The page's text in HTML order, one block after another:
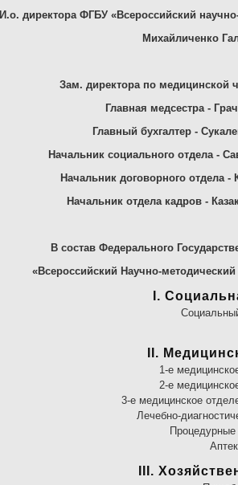
И.о. директора ФГБУ «Всероссийский
Михайличенко
Зам. директора по медицинской
Главная медсестра -
Главный бухгалтер -
Начальник социального отдела -
Начальник договорного отдела
Начальник отдела кадров -
В состав Федерального
«Всероссийский Научно-
I.
II.
1-е
2-е
3-е медицинское
Лечебно-
Процедурные
III.